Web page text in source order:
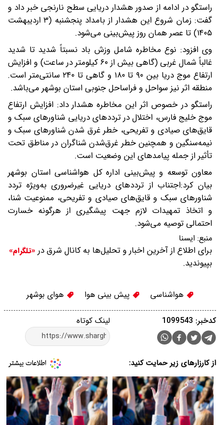
راستگو در ادامه از صدور هشدار دریایی سطح نارنجی خبر داد و
گفت: زمان شروع این هشدار از بامداد پنجشنبه (۳ اردیبهشت
۱۴۰۵) تا عصر همان روز پیش‌بینی می‌شود.
وی افزود: نوع مخاطره شامل وزش باد نسبتاً شدید تا شدید
غالباً شمال غربی (گاهی بیش از ۶۰ کیلومتر در ساعت) و افزایش
ارتفاع موج دریا بین ۹۰ تا ۱۸۰ و گاهی تا ۲۴۰ سانتی‌متر است.
منطقه اثر نیز سواحل و فراساحل جنوبی استان بوشهر می‌باشد.
راستگو در خصوص اثر این مخاطره هشدار داد: افزایش ارتفاع
موج خلیج فارس، اختلال در ترددهای دریایی شناورهای سبک و
قایق‌های صیادی و تفریحی، خطر غرق شدن شناورهای سبک و
نیمه‌سنگین و همچنین خطر غرق‌شدن شناگران در مناطق تحت
تأثیر از جمله پیامدهای این وضعیت است.
معاون توسعه و پیش‌بینی اداره کل هواشناسی استان بوشهر
بیان کرد:اجتناب از ترددهای دریایی غیرضروری به‌ویژه تردد
شناورهای سبک و قایق‌های صیادی و تفریحی، ممنوعیت شنا،
و اتخاذ تمهیدات لازم جهت پیشگیری از هرگونه خسارت
احتمالی توصیه می‌شود.
منبع: ایسنا
برای اطلاع از آخرین اخبار و تحلیل‌ها به کانال شرق در «تلگرام»
بپیوندید.
هواشناسی پیش بینی هوا هوای بوشهر
لینک کوتاه کدخبر: 1099543
از کارزارهای زیر حمایت کنید: